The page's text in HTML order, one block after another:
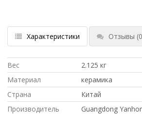
Характеристики Отзывы
Вес
2.125 кг
Материал
керамика
Страна
Китай
Производитель
Guangdong